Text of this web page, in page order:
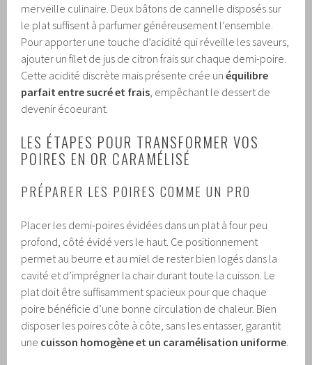
merveille culinaire. Deux bâtons de cannelle disposés sur
le plat suffisent à parfumer généreusement l’ensemble.
Pour apporter une touche d’acidité qui réveille les saveurs,
ajouter un filet de jus de citron frais sur chaque demi-poire.
Cette acidité discrète mais présente crée unéquilibre
parfait entre sucré et frais, empêchant le dessert de
devenir écoeurant.
LES ÉTAPES POUR TRANSFORMER VOS
POIRES EN OR CARAMÉLISÉ
PRÉPARER LES POIRES COMME UN PRO
Placer les demi-poires évidées dans un plat à four peu
profond, côté évidé vers le haut. Ce positionnement
permet au beurre et au miel de rester bien logés dans la
cavité et d’imprégner la chair durant toute la cuisson. Le
plat doit être suffisamment spacieux pour que chaque
poire bénéficie d’une bonne circulation de chaleur. Bien
disposer les poires côte à côte, sans les entasser, garantit
une cuisson homogène et un caramélisation uniforme.